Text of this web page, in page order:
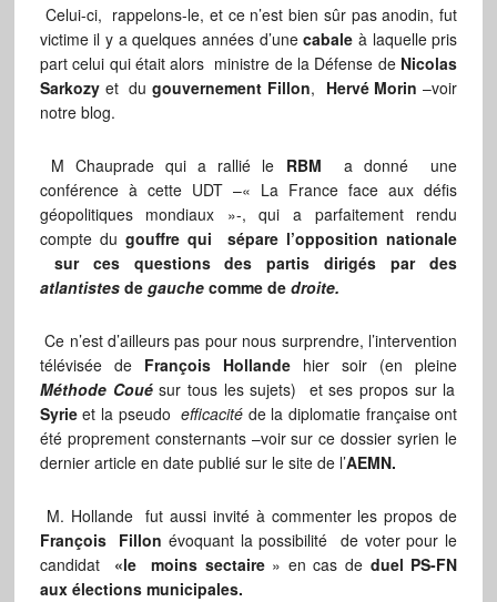
Celui-ci, rappelons-le, et ce n’est bien sûr pas anodin, fut
victime il y a quelques années d’unecabale à laquelle pris
part celui qui était alors ministre de la Défense de Nicolas
Sarkozyet dugouvernement Fillon, Hervé Morin –voir
notre blog.
M Chauprade qui a rallié le RBM a donné une
conférence à cette UDT –« La France face aux défis
géopolitiques mondiaux »-, qui a parfaitement rendu
compte du gouffre qui sépare l’opposition nationale
sur ces questions des partis dirigés par des
atlantistesdegauchecomme de droite.
Ce n’est d’ailleurs pas pour nous surprendre, l’intervention
télévisée de François Hollandehier soir (en pleine
Méthode Coué sur tous les sujets) et ses propos sur la
Syrieet la pseudo efficacité de la diplomatie française ont
été proprement consternants –voir sur ce dossier syrien le
dernier article en date publié sur le site de l’AEMN.
M. Hollande fut aussi invité à commenter les propos de
François Fillon évoquant la possibilité de voter pour le
candidat «le moins sectaire» en cas de duel PS-FN
aux élections municipales.